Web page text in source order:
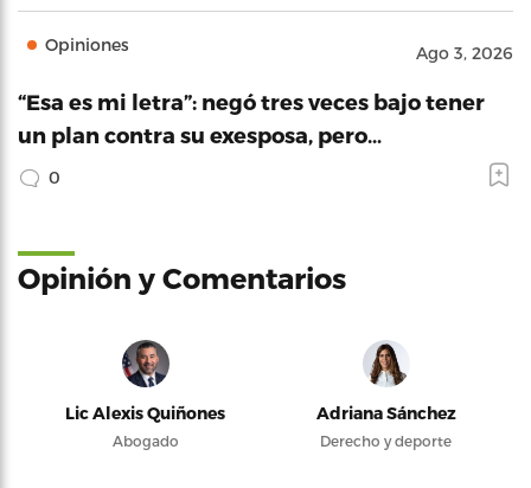
Opiniones Ago 3, 2026
“Esa es mi letra”: negó tres veces bajo tener
un plan contra su exesposa, pero…
0
Opinión y Comentarios
Lic Alexis Quiñones
Abogado
Adriana Sánchez
Derecho y deporte